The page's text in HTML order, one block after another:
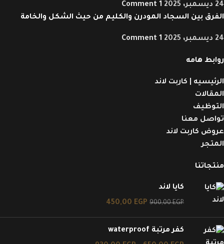
24 ديسمبر، 2025
1 Comment
الفرق بين السجاد المودرن والكليم من حيث الشكل والخامة
24 ديسمبر، 2025 1 Comment
روابط هامه
الرئيسيه | كاربت لاند
المقالات
التوظيف
تواصل معنا
عروض كاربت لاند
المتجر
منتجاتنا
كايا لاند
900,00EGP
450,00 EGP
كفر مرتبة waterproof